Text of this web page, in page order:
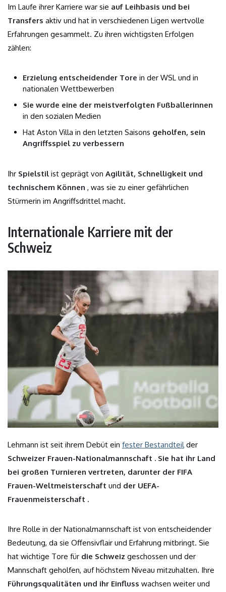
Im Laufe ihrer Karriere war sie auf Leihbasis und bei
Transfers aktiv und hat in verschiedenen Ligen wertvolle
Erfahrungen gesammelt. Zu ihren wichtigsten Erfolgen
zählen:
Erzielung entscheidender Tore in der WSL und in
nationalen Wettbewerben
Sie wurde eine der meistverfolgten Fußballerinnen
in den sozialen Medien
Hat Aston Villa in den letzten Saisons geholfen, sein
Angriffsspiel zu verbessern
Ihr Spielstil ist geprägt von Agilität, Schnelligkeit und
technischem Können , was sie zu einer gefährlichen
Stürmerin im Angriffsdrittel macht.
Internationale Karriere mit der
Schweiz
Lehmann ist seit ihrem Debüt ein fester Bestandteilder
Schweizer Frauen-Nationalmannschaft . Sie hat ihr Land
bei großen Turnieren vertreten, darunter der FIFA
Frauen-Weltmeisterschaft und der UEFA-
Frauenmeisterschaft .
Ihre Rolle in der Nationalmannschaft ist von entscheidender
Bedeutung, da sie Offensivflair und Erfahrung mitbringt. Sie
hat wichtige Tore für die Schweiz geschossen und der
Mannschaft geholfen, auf höchstem Niveau mitzuhalten. Ihre
Führungsqualitäten und ihr Einfluss wachsen weiter und